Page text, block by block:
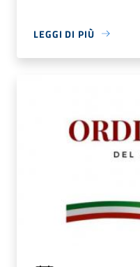
LEGGI DI PIÙ